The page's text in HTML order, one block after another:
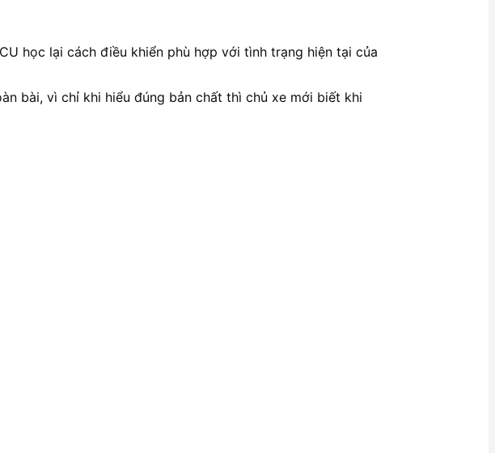
học lại cách điều khiển phù hợp với tình trạng hiện tại của
bài, vì chỉ khi hiểu đúng bản chất thì chủ xe mới biết khi